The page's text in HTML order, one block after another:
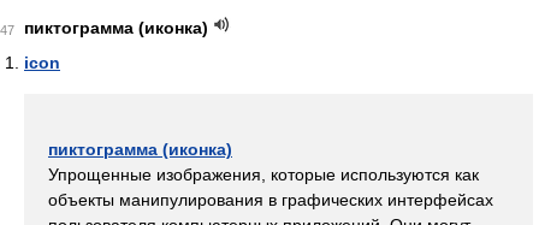
47
пиктограмма (иконка)
icon
пиктограмма (иконка)
Упрощенные изображения, которые используются как
объекты манипулирования в графических интерфейсах